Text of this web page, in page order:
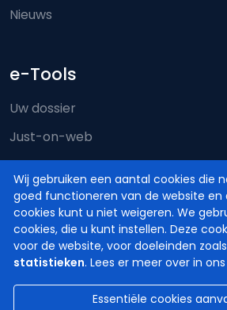
Wij gebruiken een aantal cookies die
goed functioneren van de website en
cookies kunt u niet weigeren. We
cookies, die u kunt instellen. Deze
voor de website, voor doeleinden
statistieken. Lees er meer over in ons
Essentiële cookies
Nieuws
e-Tools
Uw dossier
Just-on-web
e-Deposit
Territoriale bevoegdheid